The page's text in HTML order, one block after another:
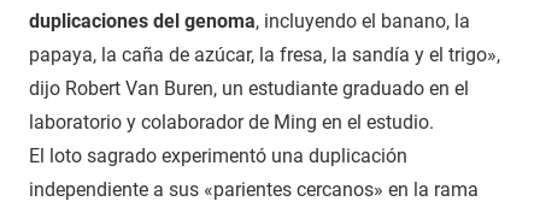
duplicaciones del genoma, incluyendo el banano, la
papaya, la caña de azúcar, la fresa, la sandía y el trigo»,
dijo Robert Van Buren, un estudiante graduado en el
laboratorio y colaborador de Ming en el estudio.
El loto sagrado experimentó una duplicación
independiente a sus «parientes cercanos» en la rama